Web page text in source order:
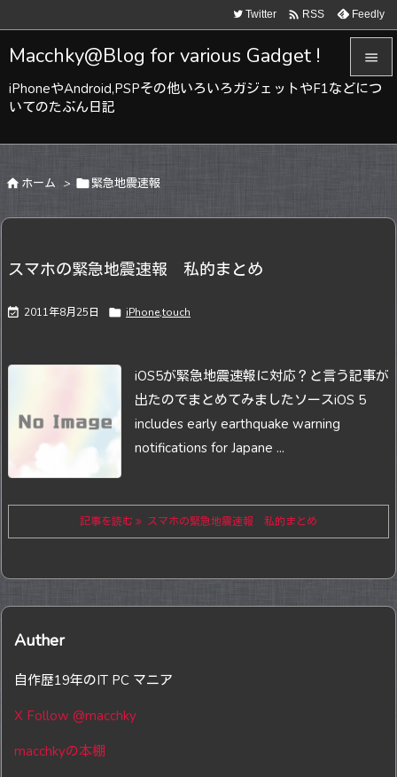
Macchky@Blog for various Gadget !
iPhoneやAndroid,PSPその他いろいろガジェットやF1などにつ
いてのたぶん日記



Twitter  RSS Feedly
 ホーム > 緊急地震速報
スマホの緊急地震速報 私的まとめ
 2011年8月25日  iPhone,touch
iOS5が緊急地震速報に対応？と言う記事が
出たのでまとめてみましたソースiOS 5
includes early earthquake warning
notifications for Japane ...
記事を読む スマホの緊急地震速報 私的まとめ
Auther
自作歴19年のIT PC マニア
X Follow @macchky
macchkyの本棚